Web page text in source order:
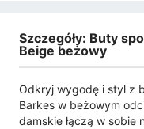
Szczegóły: Buty
Beige beżowy
Odkryj wygodę i styl z
Barkes w beżowym
damskie łączą w sobie